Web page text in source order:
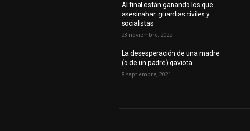
Al final están ganando los que
asesinaban guardias civiles y
socialistas
23 noviembre, 2022
La desesperación de una madre
(o de un padre) gaviota
8 septiembre, 2021